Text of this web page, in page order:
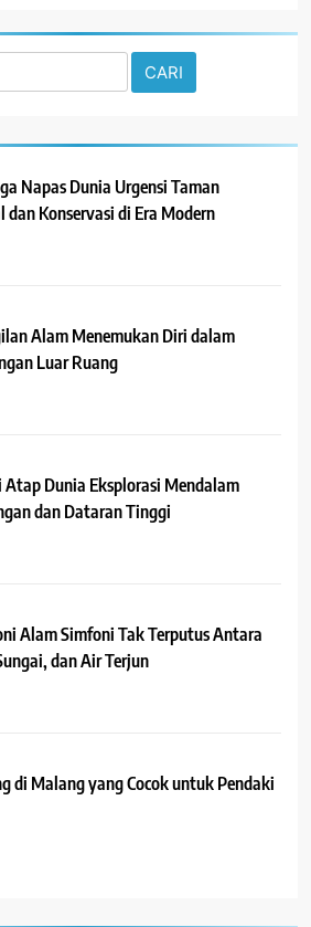
Napas Dunia Urgensi Taman
dan Konservasi di Era Modern
Alam Menemukan Diri dalam
Luar Ruang
Dunia Eksplorasi Mendalam
dan Dataran Tinggi
Alam Simfoni Tak Terputus Antara
dan Air Terjun
di Malang yang Cocok untuk Pendaki